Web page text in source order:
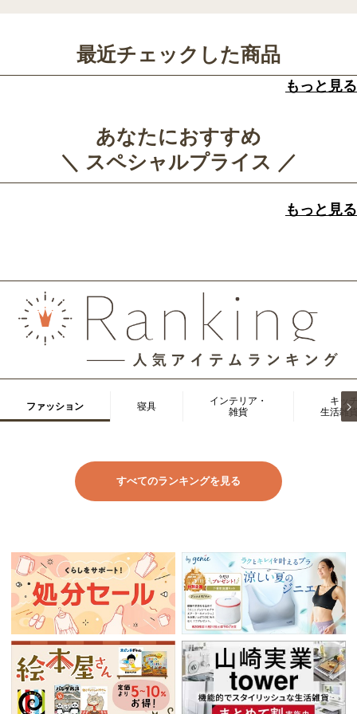
最近チェックした商品
もっと見る
あなたにおすすめ
＼ スペシャルプライス ／
もっと見る
ファッション 寝具
インテリア・
雑貨
キッ
生活雑
すべてのランキングを見る